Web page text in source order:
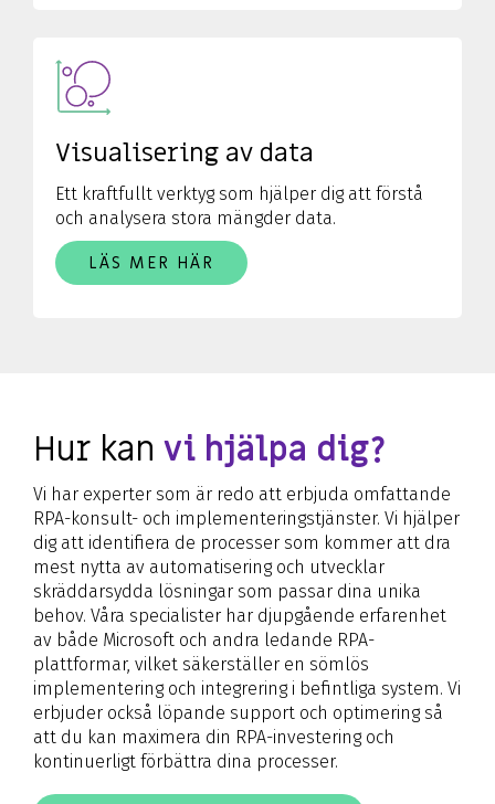
Visualisering av data
Ett kraftfullt verktyg som hjälper dig att förstå
och analysera stora mängder data.
LÄS MER HÄR
Hur kan vi hjälpa dig?
Vi har experter som är redo att erbjuda omfattande
RPA-konsult- och implementeringstjänster. Vi hjälper
dig att identifiera de processer som kommer att dra
mest nytta av automatisering och utvecklar
skräddarsydda lösningar som passar dina unika
behov. Våra specialister har djupgående erfarenhet
av både Microsoft och andra ledande RPA-
plattformar, vilket säkerställer en sömlös
implementering och integrering i befintliga system. Vi
erbjuder också löpande support och optimering så
att du kan maximera din RPA-investering och
kontinuerligt förbättra dina processer.